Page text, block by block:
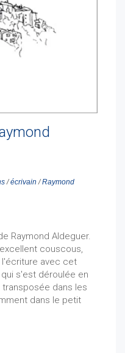
/écrivain /Raymond
Raymond Aldeguer.
couscous,
l'écriture avec cet
s'est déroulée en
dans les
dans le petit